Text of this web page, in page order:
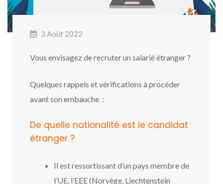
3 Août 2022
Vous envisagez de recruter un salarié étranger ?
Quelques rappels et vérifications à procéder
avant son embauche :
De quelle nationalité est le candidat
étranger ?
Il est ressortissant d’un pays membre de
l’UE, l’EEE (Norvège, Liechtenstein